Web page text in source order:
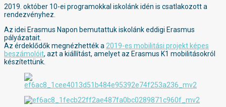
2019. október 10-ei programokkal iskolánk idén is csatlakozott a
rendezvényhez.
Az idei Erasmus Napon bemutattuk iskolánk eddigi Erasmus
pályázatait.
Az érdeklődők megnézhették a 2019-es mobilitási projekt képes
beszámolóit, azt a kiállítást, amelyet az Erasmus K1 mobilitásokról
készítettünk.